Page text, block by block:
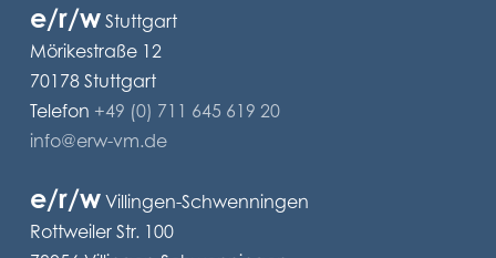
e/r/w Stuttgart
Mörikestraße 12
70178 Stuttgart
Telefon +49 (0) 711 645 619 20
info@erw-vm.de
e/r/w Villingen-Schwenningen
Rottweiler Str. 100